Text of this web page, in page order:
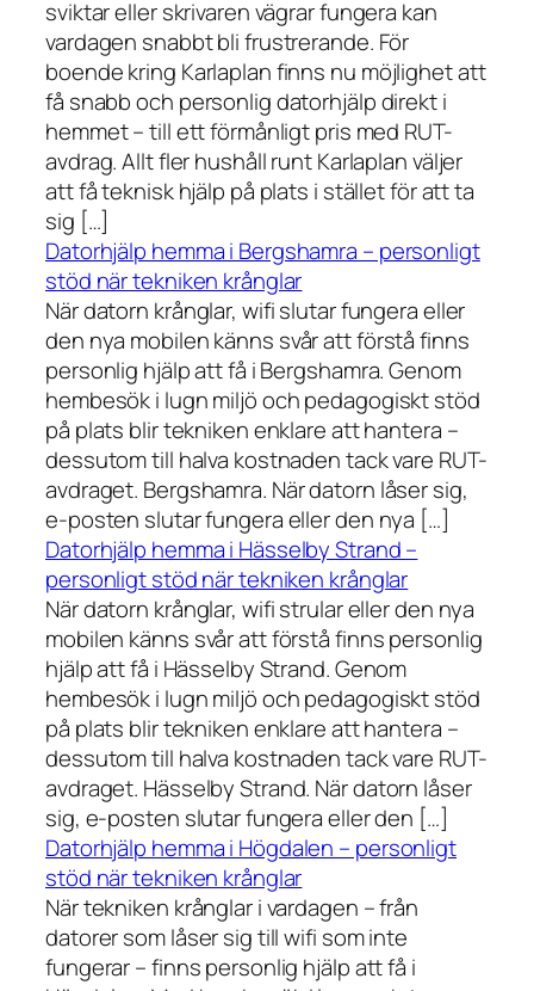
sviktar eller skrivaren vägrar fungera kan
vardagen snabbt bli frustrerande. För
boende kring Karlaplan finns nu möjlighet att
få snabb och personlig datorhjälp direkt i
hemmet – till ett förmånligt pris med RUT-
avdrag. Allt fler hushåll runt Karlaplan väljer
att få teknisk hjälp på plats i stället för att ta
sig […]
Datorhjälp hemma i Bergshamra – personligt
stöd när tekniken krånglar
När datorn krånglar, wifi slutar fungera eller
den nya mobilen känns svår att förstå finns
personlig hjälp att få i Bergshamra. Genom
hembesök i lugn miljö och pedagogiskt stöd
på plats blir tekniken enklare att hantera –
dessutom till halva kostnaden tack vare RUT-
avdraget. Bergshamra. När datorn låser sig,
e-posten slutar fungera eller den nya […]
Datorhjälp hemma i Hässelby Strand –
personligt stöd när tekniken krånglar
När datorn krånglar, wifi strular eller den nya
mobilen känns svår att förstå finns personlig
hjälp att få i Hässelby Strand. Genom
hembesök i lugn miljö och pedagogiskt stöd
på plats blir tekniken enklare att hantera –
dessutom till halva kostnaden tack vare RUT-
avdraget. Hässelby Strand. När datorn låser
sig, e-posten slutar fungera eller den […]
Datorhjälp hemma i Högdalen – personligt
stöd när tekniken krånglar
När tekniken krånglar i vardagen – från
datorer som låser sig till wifi som inte
fungerar – finns personlig hjälp att få i